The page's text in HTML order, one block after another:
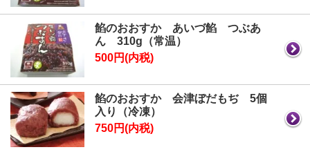
餡のおおすか あいづ餡 つぶあ
ん 310g（常温）
500円(内税)
餡のおおすか 会津ぼだもぢ 5個
入り（冷凍）
750円(内税)